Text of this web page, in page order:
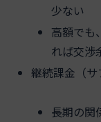
少ない
高額でも
れば交渉
継続課金（サ
長期の関